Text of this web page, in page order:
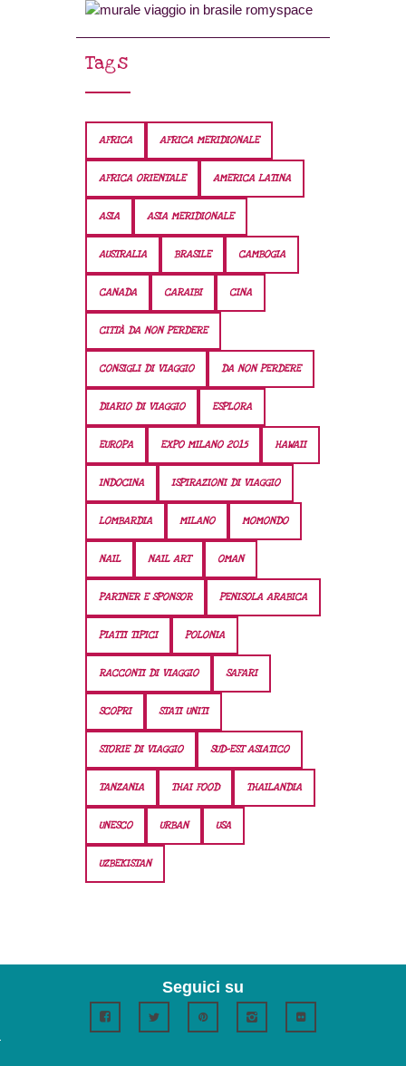
Tags
AFRICA AFRICA MERIDIONALE
AFRICA ORIENTALE AMERICA LATINA
ASIA ASIA MERIDIONALE
AUSTRALIA BRASILE CAMBOGIA
CANADA CARAIBI CINA
CITTÀ DA NON PERDERE
CONSIGLI DI VIAGGIO DA NON PERDERE
DIARIO DI VIAGGIO ESPLORA
EUROPA EXPO MILANO 2015 HAWAII
INDOCINA ISPIRAZIONI DI VIAGGIO
LOMBARDIA MILANO MOMONDO
NAIL NAIL ART OMAN
PARTNER E SPONSOR PENISOLA ARABICA
PIATTI TIPICI POLONIA
RACCONTI DI VIAGGIO SAFARI
SCOPRI STATI UNITI
STORIE DI VIAGGIO SUD-EST ASIATICO
TANZANIA THAI FOOD THAILANDIA
UNESCO URBAN USA
UZBEKISTAN
Seguici su